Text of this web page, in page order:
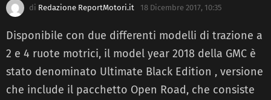
di Redazione ReportMotori.it 18 Dicembre 2017, 10:35
Disponibile con due differenti modelli di trazione a
2 e 4 ruote motrici, il model year 2018 della GMC è
stato denominato Ultimate Black Edition , versione
che include il pacchetto Open Road, che consiste